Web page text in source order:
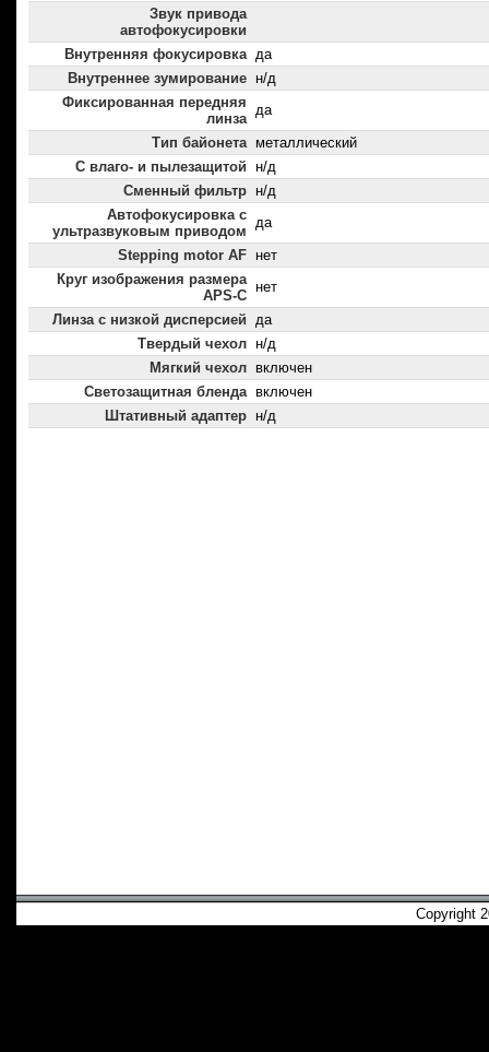
Звук привода
автофокусировки
Внутренняя фокусировка да
Внутреннее зумирование н/д
Фиксированная передняя
линза
да
Тип байонета металлический
С влаго- и пылезащитой н/д
Сменный фильтр н/д
Автофокусировка с
ультразвуковым приводом
да
Stepping motor AF нет
Круг изображения размера
APS-C
нет
Линза с низкой дисперсией да
Твердый чехол н/д
Мягкий чехол включен
Светозащитная бленда включен
Штативный адаптер н/д
Copyright